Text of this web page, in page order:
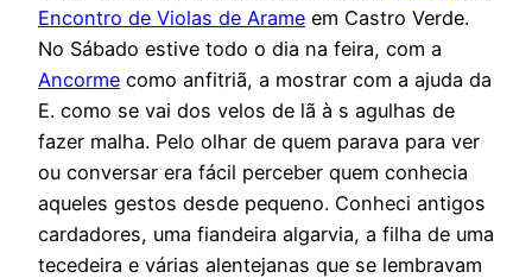
Encontro de Violas de Arame em Castro Verde.
No Sábado estive todo o dia na feira, com a
Ancorme como anfitriã, a mostrar com a ajuda da
E. como se vai dos velos de lã à s agulhas de
fazer malha. Pelo olhar de quem parava para ver
ou conversar era fácil perceber quem conhecia
aqueles gestos desde pequeno. Conheci antigos
cardadores, uma fiandeira algarvia, a filha de uma
tecedeira e várias alentejanas que se lembravam